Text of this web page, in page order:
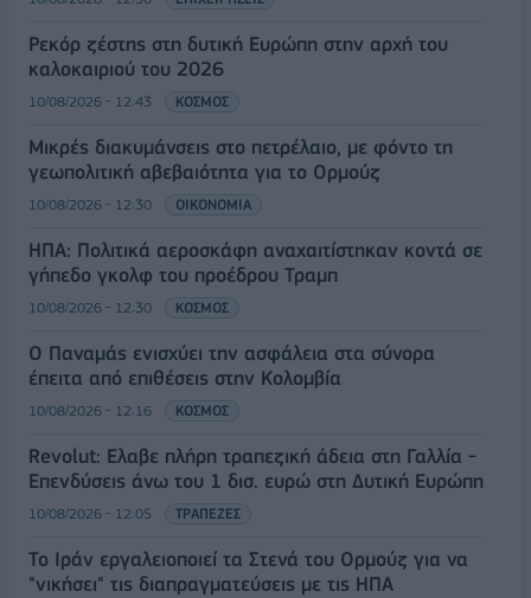
Ρεκόρ ζέστης στη δυτική Ευρώπη στην αρχή του
καλοκαιριού του 2026
10/08/2026 - 12:43 ΚΟΣΜΟΣ
Μικρές διακυμάνσεις στο πετρέλαιο, με φόντο τη
γεωπολιτική αβεβαιότητα για το Ορμούζ
10/08/2026 - 12:30 ΟΙΚΟΝΟΜΙΑ
ΗΠΑ: Πολιτικά αεροσκάφη αναχαιτίστηκαν κοντά σε
γήπεδο γκολφ του προέδρου Τραμπ
10/08/2026 - 12:30 ΚΟΣΜΟΣ
Ο Παναμάς ενισχύει την ασφάλεια στα σύνορα
έπειτα από επιθέσεις στην Κολομβία
10/08/2026 - 12:16 ΚΟΣΜΟΣ
Revolut: Ελαβε πλήρη τραπεζική άδεια στη Γαλλία -
Επενδύσεις άνω του 1 δισ. ευρώ στη Δυτική Ευρώπη
10/08/2026 - 12:05 ΤΡΑΠΕΖΕΣ
Το Ιράν εργαλειοποιεί τα Στενά του Ορμούζ για να
"νικήσει" τις διαπραγματεύσεις με τις ΗΠΑ